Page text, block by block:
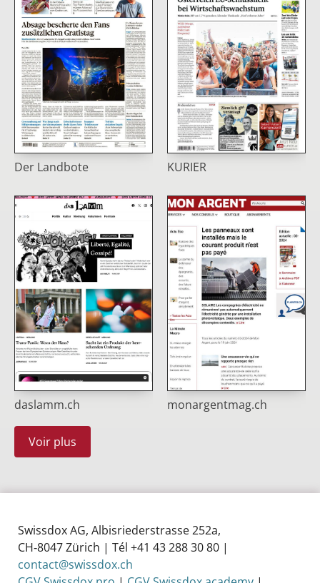
Der Landbote KURIER
daslamm.ch monargentmag.ch
Voir plus
Swissdox AG, Albisriederstrasse 252a,
CH‑8047 Zürich | Tél +41 43 288 30 80 |
contact@swissdox.ch